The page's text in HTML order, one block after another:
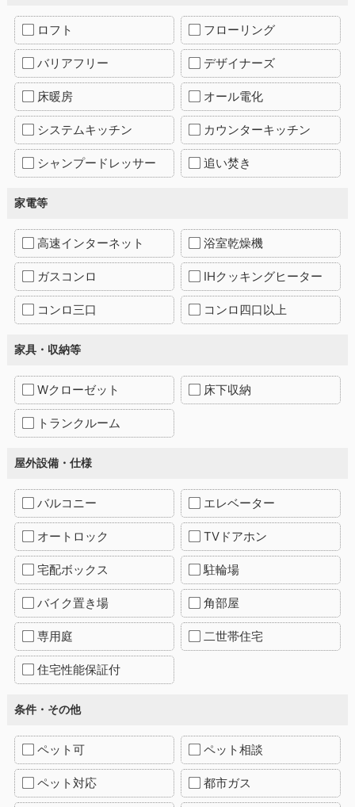
ロフト フローリング
バリアフリー デザイナーズ
床暖房 オール電化
システムキッチン カウンターキッチン
シャンプードレッサー 追い焚き
家電等
高速インターネット 浴室乾燥機
ガスコンロ IHクッキングヒーター
コンロ三口 コンロ四口以上
家具・収納等
Wクローゼット 床下収納
トランクルーム
屋外設備・仕様
バルコニー エレベーター
オートロック TVドアホン
宅配ボックス 駐輪場
バイク置き場 角部屋
専用庭 二世帯住宅
住宅性能保証付
条件・その他
ペット可 ペット相談
ペット対応 都市ガス